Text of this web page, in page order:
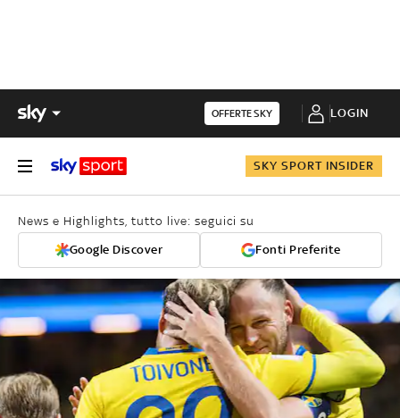
OFFERTE SKY LOGIN
SKY SPORT INSIDER
News e Highlights, tutto live: seguici su
Google Discover Fonti Preferite